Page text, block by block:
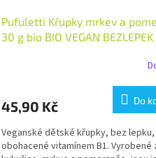
Pufuletti Křupky mrkev a
30 g bio BIO VEGAN BEZLEPEK
45,90 Kč Do
Veganské dětské křupky, bez lepku,
obohacené vitamínem B1. Vyrobené